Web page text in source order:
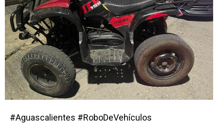
#Aguascalientes #RoboDeVehículos